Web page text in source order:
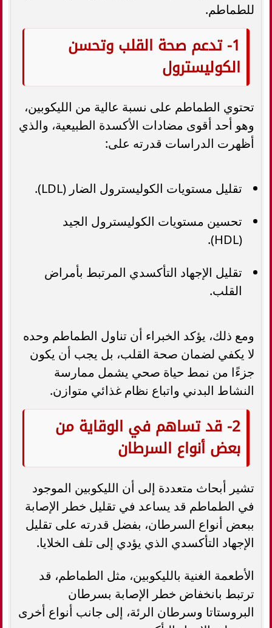
للطماطم.
1- تدعم صحة القلب وتحسن
الكوليسترول
تحتوي الطماطم على نسبة عالية من الليكوبين،
وهو أحد أقوى مضادات الأكسدة الطبيعية، والذي
أظهرت الدراسات قدرته على:
تقليل مستويات الكوليسترول الضار (LDL).
تحسين مستويات الكوليسترول الجيد
(HDL).
تقليل الإجهاد التأكسدي المرتبط بأمراض
القلب.
ومع ذلك، يؤكد الخبراء أن تناول الطماطم وحده
لا يكفي لضمان صحة القلب، بل يجب أن يكون
جزءًا من نمط حياة صحي يشمل ممارسة
النشاط البدني واتباع نظام غذائي متوازن.
2- قد تساهم في الوقاية من
بعض أنواع السرطان
تشير أبحاث متعددة إلى أن الليكوبين الموجود
في الطماطم قد يساعد في تقليل خطر الإصابة
ببعض أنواع السرطان، بفضل قدرته على تقليل
الإجهاد التأكسدي الذي يؤدي إلى تلف الخلايا.
الأطعمة الغنية بالليكوبين، مثل الطماطم، قد
ترتبط بانخفاض خطر الإصابة بسرطان
البروستاتا وسرطان الرئة، إلى جانب أنواع أخرى